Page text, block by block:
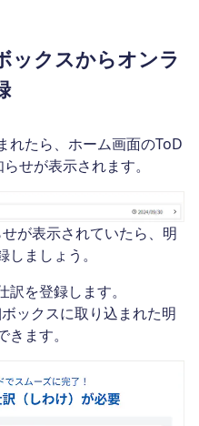
ックスからオンラ
れたら、ホーム画面のToD
せが表示されます。
が表示されていたら、明
ましょう。
を登録します。
ックスに取り込まれた明
ます。